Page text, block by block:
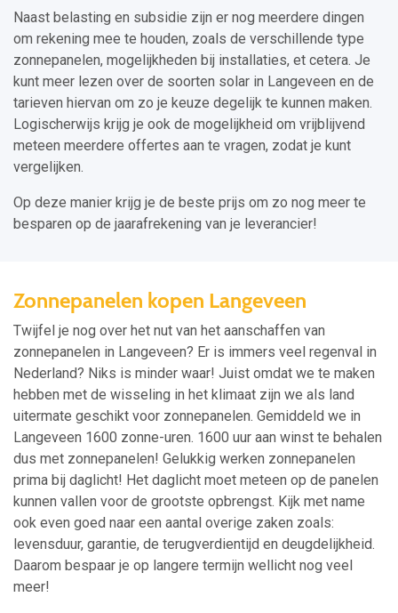
Naast belasting en subsidie zijn er nog meerdere dingen
om rekening mee te houden, zoals de verschillende type
zonnepanelen, mogelijkheden bij installaties, et cetera. Je
kunt meer lezen over de soorten solar in Langeveen en de
tarieven hiervan om zo je keuze degelijk te kunnen maken.
Logischerwijs krijg je ook de mogelijkheid om vrijblijvend
meteen meerdere offertes aan te vragen, zodat je kunt
vergelijken.
Op deze manier krijg je de beste prijs om zo nog meer te
besparen op de jaarafrekening van je leverancier!
Zonnepanelen kopen Langeveen
Twijfel je nog over het nut van het aanschaffen van
zonnepanelen in Langeveen? Er is immers veel regenval in
Nederland? Niks is minder waar! Juist omdat we te maken
hebben met de wisseling in het klimaat zijn we als land
uitermate geschikt voor zonnepanelen. Gemiddeld we in
Langeveen 1600 zonne-uren. 1600 uur aan winst te behalen
dus met zonnepanelen! Gelukkig werken zonnepanelen
prima bij daglicht! Het daglicht moet meteen op de panelen
kunnen vallen voor de grootste opbrengst. Kijk met name
ook even goed naar een aantal overige zaken zoals:
levensduur, garantie, de terugverdientijd en deugdelijkheid.
Daarom bespaar je op langere termijn wellicht nog veel
meer!